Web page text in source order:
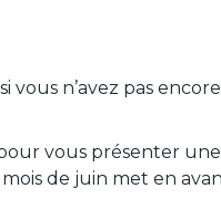
n’avez pas
vous présenter
de juin met en